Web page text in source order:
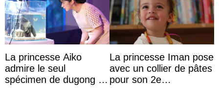
La princesse Aiko
admire le seul
spécimen de dugong en
La princesse Iman pose
avec un collier de pâtes
pour son 2e